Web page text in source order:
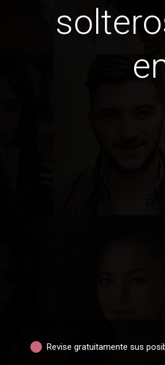
Revise gratuitamente sus